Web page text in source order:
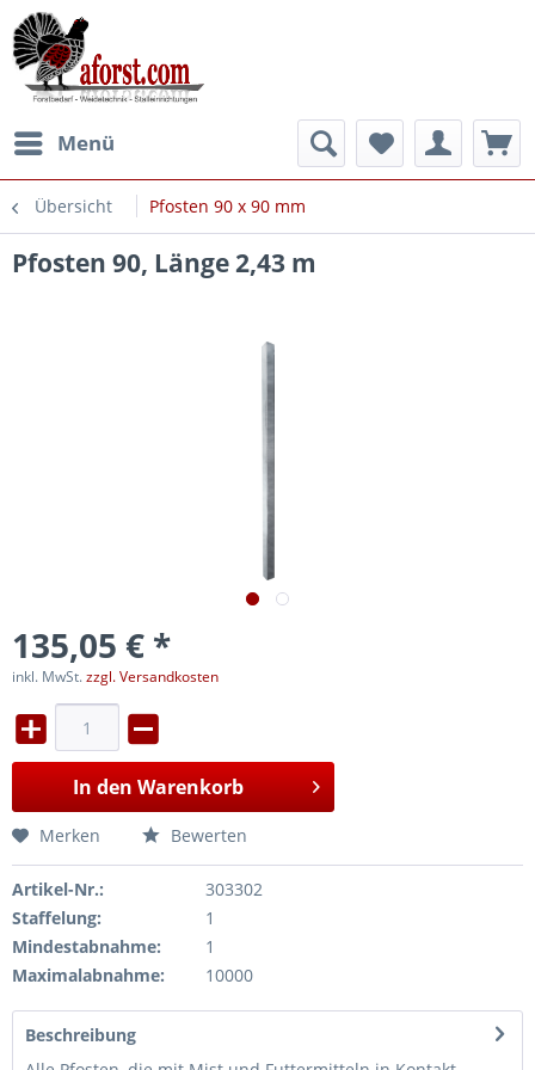
Menü
Übersicht Pfosten 90 x 90 mm
Pfosten 90, Länge 2,43 m
135,05 € *
inkl. MwSt.zzgl. Versandkosten
In den Warenkorb
Merken Bewerten
Artikel-Nr.:
303302
Staffelung:
1
Mindestabnahme:
1
Maximalabnahme:
10000
Beschreibung